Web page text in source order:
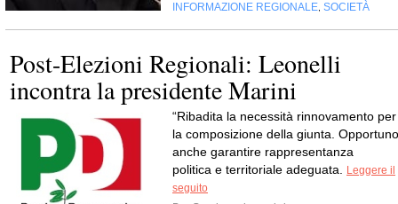
INFORMAZIONE REGIONALE SOCIETÀ
Post-Elezioni Regionali: Leonelli
incontra la presidente Marini
“Ribadita la necessità rinnovamento per
la composizione della giunta. Opportuno
anche garantire rappresentanza
politica e territoriale adeguata.
Leggere il
seguito